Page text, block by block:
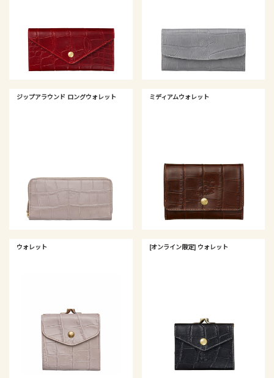
ジップアラウンド ロングウォレット ミディアムウォレット
ウォレット [オンライン限定] ウォレット